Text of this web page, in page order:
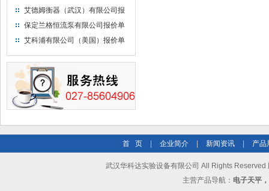
价单
艾德姆衡器（武汉）有限公司报
价单
保定兰格恒流泵有限公司报价单
艾科浦有限公司（美国）报价单
首 页 企业简介 新闻资讯 产品
武汉华科达实验设备有限公司 All Rights Reserved
主营产品导航： 电子天平